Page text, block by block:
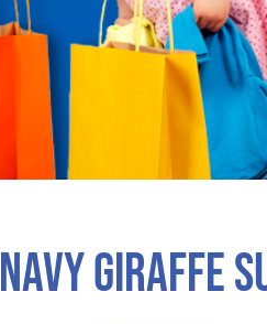
Navy Giraffe